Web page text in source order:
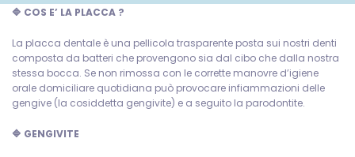
A
domanda...Risposta
🔷 COS E’ LA PLACCA ?
La placca dentale è una pellicola trasparente posta sui nostri denti
composta da batteri che provengono sia dal cibo che dalla nostra
stessa bocca. Se non rimossa con le corrette manovre d’igiene
orale domiciliare quotidiana può provocare infiammazioni delle
gengive (la cosiddetta gengivite) e a seguito la parodontite.
🔷 GENGIVITE